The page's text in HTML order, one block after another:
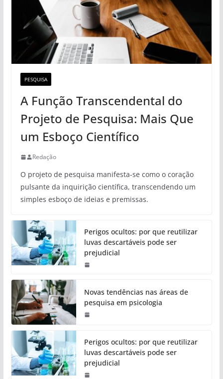
PESQUISA
A Função Transcendental do
Projeto de Pesquisa: Mais Que
um Esboço Científico
Redação
O projeto de pesquisa manifesta-se como o coração
pulsante da inquirição científica, transcendendo um
simples esboço de ideias e premissas.
Perigos ocultos: por que reutilizar
luvas descartáveis pode ser
prejudicial
Novas tendências nas áreas de
pesquisa em psicologia
Perigos ocultos: por que reutilizar
luvas descartáveis pode ser
prejudicial